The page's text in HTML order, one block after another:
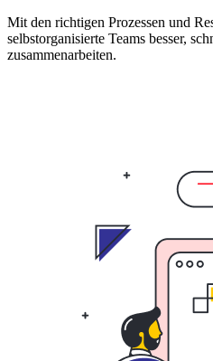
Mit den richtigen Prozessen und
selbstorganisierte Teams besser,
zusammenarbeiten.